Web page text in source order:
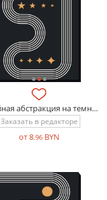
Линейная абстракция на темном фоне звездами
Заказать в редакторе
от 8.96BYN